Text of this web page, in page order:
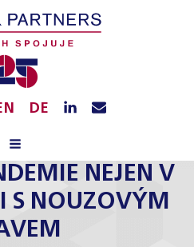
DE
NEJEN V
S NOUZOVÝM